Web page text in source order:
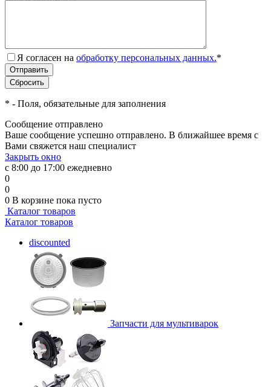
Я согласен на обработку персональных данных.*
* - Поля, обязательные для заполнения
Сообщение отправлено
Ваше сообщение успешно отправлено. В ближайшее время с
Вами свяжется наш специалист
Закрыть окно
с 8:00 до 17:00 ежедневно
0
0
0 В корзине пока пусто
Каталог товаров
Каталог товаров
discounted
Запчасти для мультиварок